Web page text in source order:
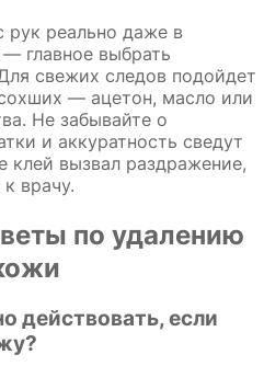
рук реально даже в
главное выбрать
свежих следов подойдет
— ацетон, масло или
Не забывайте о
и аккуратность сведут
клей вызвал раздражение,
врачу.
по удалению
действовать, если